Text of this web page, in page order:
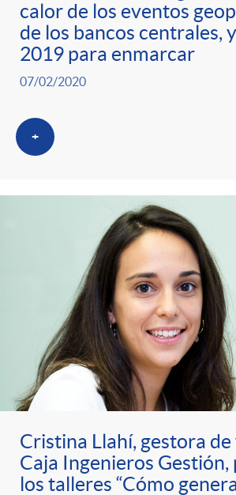
calor de los eventos
de los bancos centrales,
2019 para enmarcar
07/02/2020
+
Cristina Llahí, gestora
Caja Ingenieros Gestión,
los talleres “Cómo